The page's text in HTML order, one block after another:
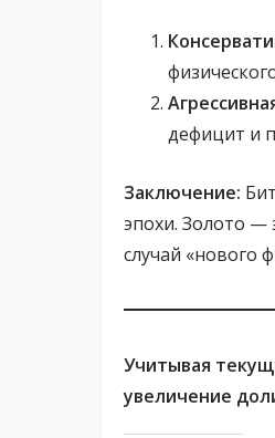
дефицит и
Заключение:
эпохи. Золото —
случай «нового
Учитывая
увеличение